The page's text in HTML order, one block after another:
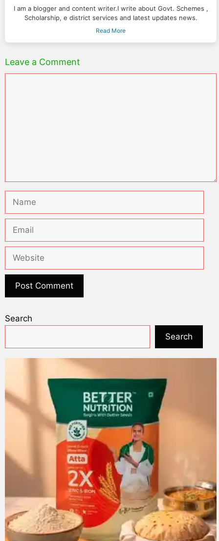
I am a blogger and content writer.I write about Govt. Schemes ,
Scholarship, e district services and latest updates news.
Read More
Leave a Comment
Search
Search